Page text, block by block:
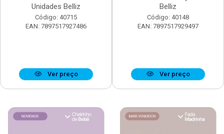
Unidades Belliz
Código: 40715
EAN: 7897517927486
Ver preço
Belliz
Código: 40148
EAN: 7897517929497
Ver preço